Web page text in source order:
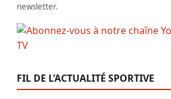
newsletter.
FIL DE L’ACTUALITÉ SPORTIVE